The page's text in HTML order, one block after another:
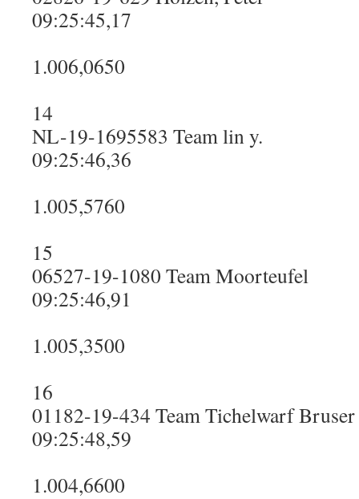
09:25:45,17
1.006,0650
14
NL-19-1695583 Team lin y.
09:25:46,36
1.005,5760
15
06527-19-1080 Team Moorteufel
09:25:46,91
1.005,3500
16
01182-19-434 Team Tichelwarf
09:25:48,59
1.004,6600